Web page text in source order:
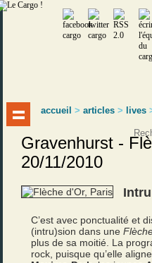
accueil >articles > lives
Gravenhurst -
20/11/2010
Intru
C’est avec ponctualité et
(intru)sion dans une
plus de sa moitié. La
rock, puisque qu’elle aligne